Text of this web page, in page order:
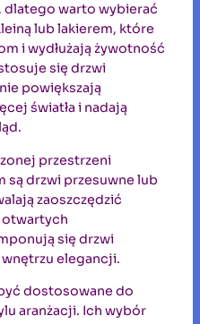
warto wybierać
lub lakierem, które
i wydłużają żywotność
się drzwi
powiększają
światła i nadają
przestrzeni
są drzwi przesuwne lub
zaoszczędzić
otwartych
się drzwi
elegancji.
dostosowane do
aranżacji. Ich wybór